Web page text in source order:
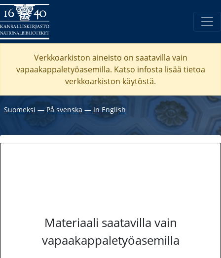
Verkkoarkiston aineisto on saatavilla vain
vapaakappaletyöasemilla. Katso infosta lisää tietoa
verkkoarkiston käytöstä.
Suomeksi ― På svenska ― In English
Materiaali saatavilla vain
vapaakappaletyöasemilla